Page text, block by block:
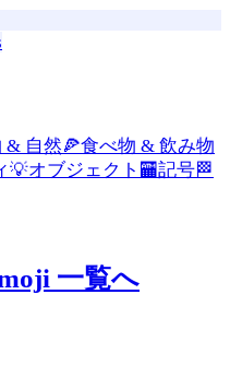
& 自然🍕食べ物 & 飲み物
💡オブジェクト 🏧記号🏁
一覧へ